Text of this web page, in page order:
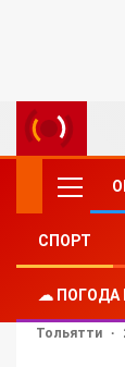
СПОРТ
☁ ПОГОДА
Конкурс
Тольятти